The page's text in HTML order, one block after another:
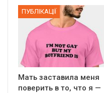
ПУБЛІКАЦІЇ
Мать заставила меня
поверить в то, что я —